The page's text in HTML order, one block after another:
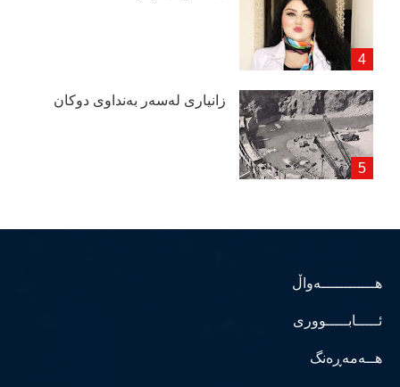
زانیاری لەسەر بەنداوی دوكان
هــــــــــــەواڵ
ئـــــابـــــووری
هــەمەڕەنگ